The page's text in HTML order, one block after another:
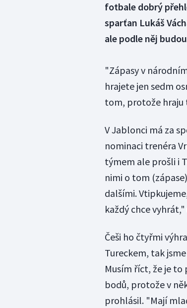
fotbale dobrý
sparťan Lukáš
ale podle něj
"Zápasy v
hrajete jen sedm
tom, protože hraju
V Jablonci má za
nominaci trenéra
týmem ale prošli i
nimi o tom
dalšími.
každý chce
Češi ho čtyřmi
Tureckem, tak
Musím říct, že je to
bodů, protože v
prohlásil. "Mají